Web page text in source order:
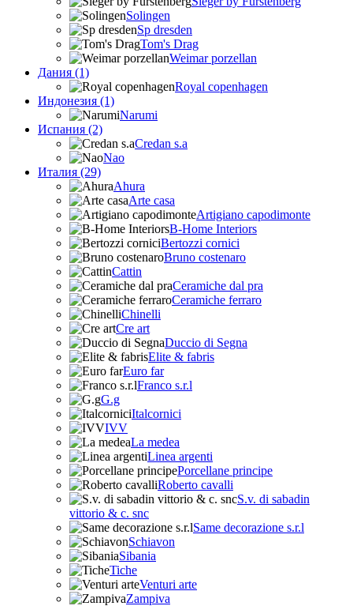
Solingen
Sp dresden
Tom's Drag
Weimar porzellan
Дания (1)
Royal copenhagen
Индонезия (1)
Narumi
Испания (2)
Credan s.a
Nao
Италия (29)
Ahura
Arte casa
Artigiano capodimonte
B-Home Interiors
Bertozzi cornici
Bruno costenaro
Cattin
Ceramiche dal pra
Ceramiche ferraro
Chinelli
Cre art
Duccio di Segna
Elite & fabris
Euro far
Franco s.r.l
G.g
Italcornici
IVV
La medea
Linea argenti
Porcellane principe
Roberto cavalli
S.v. di sabadin
vittorio & c. snc
Same decorazione s.r.l
Schiavon
Sibania
Tiche
Venturi arte
Zampiva